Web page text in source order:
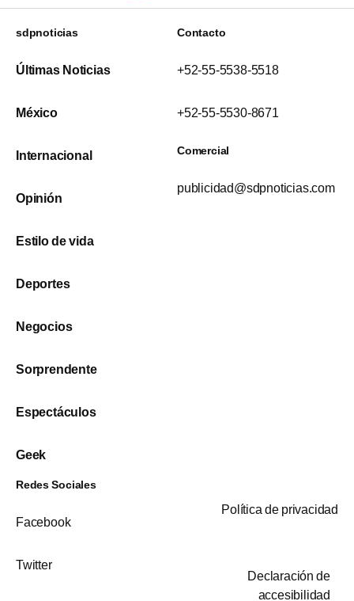
sdpnoticias
Últimas Noticias
México
Internacional
Opinión
Estilo de vida
Deportes
Negocios
Sorprendente
Espectáculos
Geek
Contacto
+52-55-5538-5518
+52-55-5530-8671
Comercial
publicidad@sdpnoticias.com
Redes Sociales
Facebook
Twitter
Política de privacidad
Declaración de
accesibilidad